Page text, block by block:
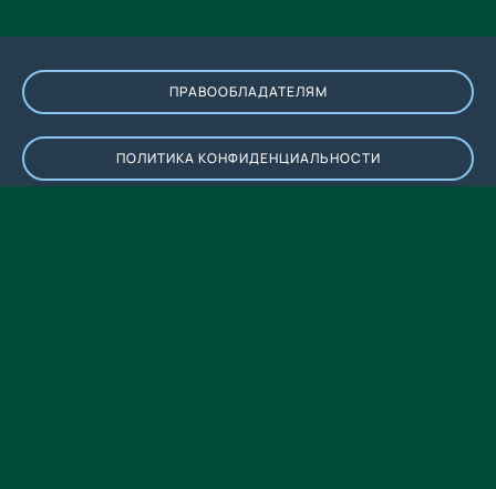
ПРАВООБЛАДАТЕЛЯМ
ПОЛИТИКА КОНФИДЕНЦИАЛЬНОСТИ